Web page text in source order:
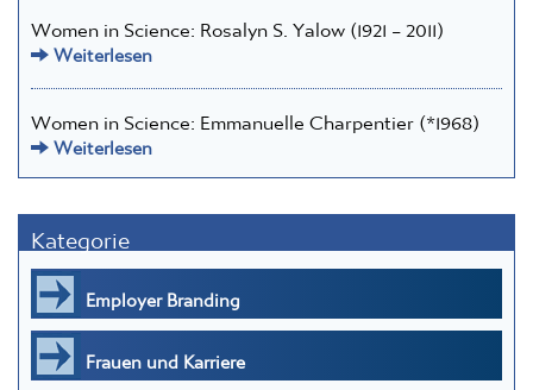
Women in Science: Rosalyn S. Yalow (1921 – 2011)
Weiterlesen
Women in Science: Emmanuelle Charpentier (*1968)
Weiterlesen
Kategorie
Employer Branding
Frauen und Karriere